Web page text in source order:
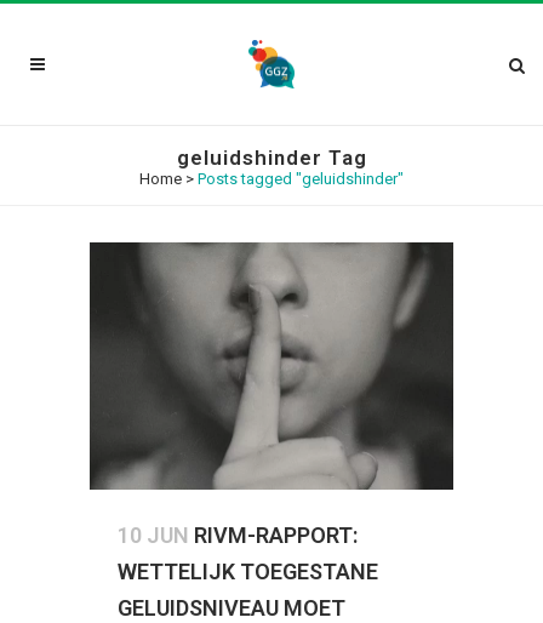
geluidshinder Tag
Home > Posts tagged "geluidshinder"
10 JUN RIVM-RAPPORT:
WETTELIJK TOEGESTANE
GELUIDSNIVEAU MOET